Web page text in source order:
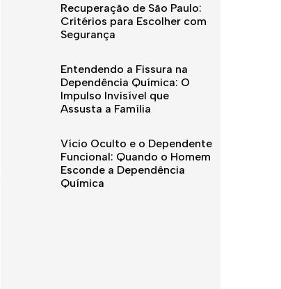
Recuperação de São Paulo:
Critérios para Escolher com
Segurança
Entendendo a Fissura na
Dependência Química: O
Impulso Invisível que
Assusta a Família
Vício Oculto e o Dependente
Funcional: Quando o Homem
Esconde a Dependência
Química